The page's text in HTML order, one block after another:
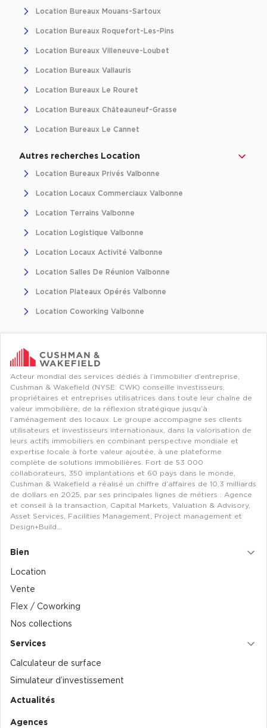
Location d'Entrepôts / Activités à Aix-en-Provence
Location d'Entrepôts / Activités à Saint-Priest
Location d'Entrepôts / Activités à Massy
Location d'Entrepôts / Activités à Rennes
Location d'Entrepôts / Activités à Besançon
Achat d'Entrepôts / Activités
Achat d'Entrepôts / Activités en Ille-et-Vilaine
Achat d'Entrepôts / Activités à Lyon
Achat d'Entrepôts / Activités à Aubagne
Achat d'Entrepôts / Activités à Toulouse
Achat d'Entrepôts / Activités à Dijon
Collections d'Entrepôts / Activités
Entrepôts et Locaux d'activités indépendants
Entrepôts et Locaux d'activités avec quai de
chargement
Entrepôts et Locaux d'activités - Programmes neufs
Location de plateformes Logistique
Location de plateformes Logistique à Aulnay-sous-Bois
Location de plateformes Logistique à Amiens
Location de plateformes Logistique à Marseille
Location de plateformes Logistique à Le Havre
Achat de plateformes Logistique
Achat de plateformes Logistique en Bretagne
Achat de plateformes Logistique à Lyon
Achat de plateformes Logistique à Marseille
Achat de plateformes Logistique à Dijon
Collections de Logistique
Location Bureaux Mouans-Sartoux
Location Bureaux Roquefort-Les-Pins
Location Bureaux Villeneuve-Loubet
Location Bureaux Vallauris
Location Bureaux Le Rouret
Location Bureaux Châteauneuf-Grasse
Location Bureaux Le Cannet
Autres recherches Location
Location Bureaux Privés Valbonne
Location Locaux Commerciaux Valbonne
Location Terrains Valbonne
Location Logistique Valbonne
Location Locaux Activité Valbonne
Location Salles De Réunion Valbonne
Location Plateaux Opérés Valbonne
Location Coworking Valbonne
Acteur mondial des services dédiés à l’immobilier d’entreprise,
Cushman & Wakefield (NYSE: CWK) conseille investisseurs,
propriétaires et entreprises utilisatrices dans toute leur chaîne de
valeur immobilière, de la réflexion stratégique jusqu’à
l’aménagement des locaux. Le groupe accompagne ses clients
utilisateurs et investisseurs internationaux, dans la valorisation de
leurs actifs immobiliers en combinant perspective mondiale et
expertise locale à forte valeur ajoutée, à une plateforme
complète de solutions immobilières. Fort de 53 000
collaborateurs, 350 implantations et 60 pays dans le monde,
Cushman & Wakefield a réalisé un chiffre d’affaires de 10,3 milliards
de dollars en 2025, par ses principales lignes de métiers : Agence
et conseil à la transaction, Capital Markets, Valuation & Advisory,
Asset Services, Facilities Management, Project management et
Design+Build…
Bien
Location
Vente
Flex / Coworking
Nos collections
Services
Calculateur de surface
Simulateur d’investissement
Actualités
Agences